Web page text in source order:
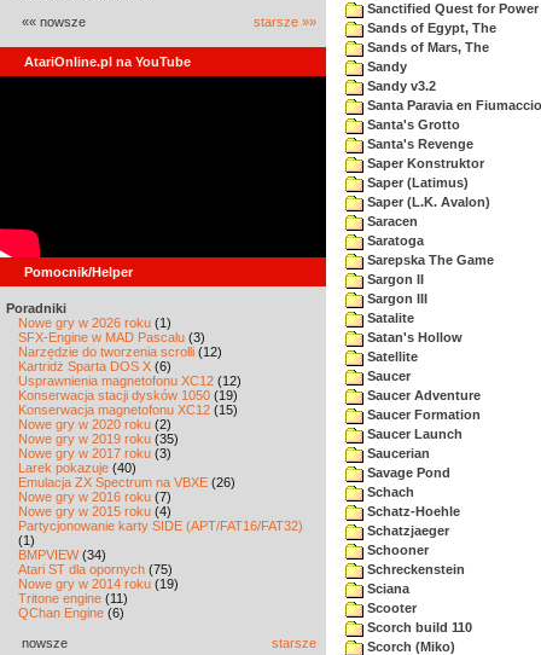
«« nowsze starsze »»
AtariOnline.pl na YouTube
Pomocnik/Helper
Poradniki
Nowe gry w 2026 roku (1)
SFX-Engine w MAD Pascalu (3)
Narzędzie do tworzenia scrolli (12)
Kartridż Sparta DOS X (6)
Usprawnienia magnetofonu XC12 (12)
Konserwacja stacji dysków 1050 (19)
Konserwacja magnetofonu XC12 (15)
Nowe gry w 2020 roku (2)
Nowe gry w 2019 roku (35)
Nowe gry w 2017 roku (3)
Larek pokazuje (40)
Emulacja ZX Spectrum na VBXE (26)
Nowe gry w 2016 roku (7)
Nowe gry w 2015 roku (4)
Partycjonowanie karty SIDE (APT/FAT16/FAT32)
(1)
BMPVIEW(34)
Atari ST dla opornych (75)
Nowe gry w 2014 roku (19)
Tritone engine (11)
QChan Engine (6)
nowsze starsze
Sanctified Quest for Power
Sands of Egypt, The
Sands of Mars, The
Sandy
Sandy v3.2
Santa Paravia en Fiumaccio
Santa's Grotto
Santa's Revenge
Saper Konstruktor
Saper (Latimus)
Saper (L.K. Avalon)
Saracen
Saratoga
Sarepska The Game
Sargon II
Sargon III
Satalite
Satan's Hollow
Satellite
Saucer
Saucer Adventure
Saucer Formation
Saucer Launch
Saucerian
Savage Pond
Schach
Schatz-Hoehle
Schatzjaeger
Schooner
Schreckenstein
Sciana
Scooter
Scorch build 110
Scorch (Miko)